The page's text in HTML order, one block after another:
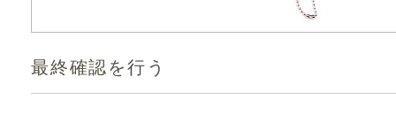
最終確認を行う